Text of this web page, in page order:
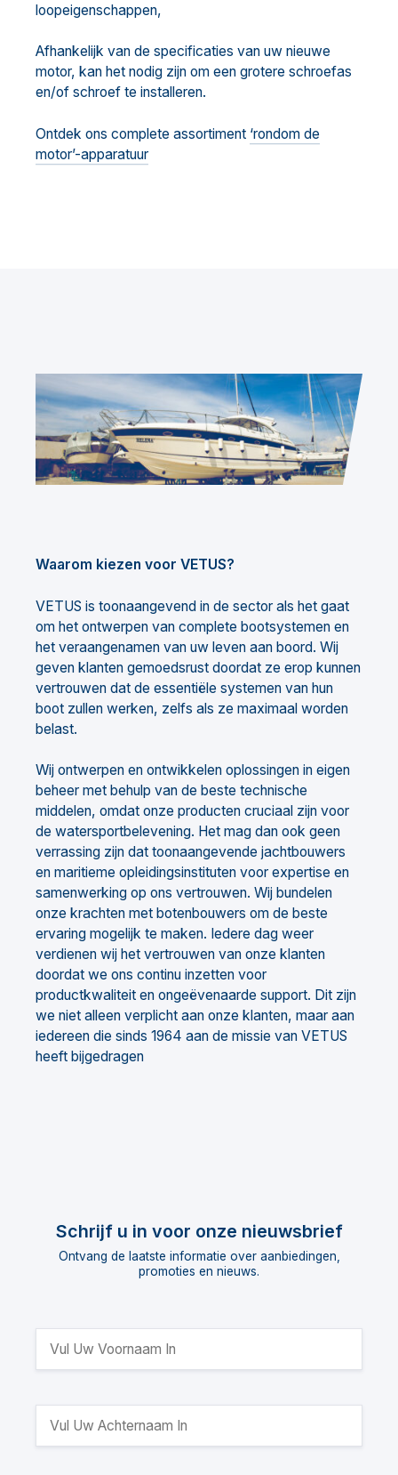
loopeigenschappen,
Afhankelijk van de specificaties van uw nieuwe
motor, kan het nodig zijn om een grotere schroefas
en/of schroef te installeren.
Ontdek ons complete assortiment ‘rondom de
motor’-apparatuur
Waarom kiezen voor VETUS?
VETUS is toonaangevend in de sector als het gaat
om het ontwerpen van complete bootsystemen en
het veraangenamen van uw leven aan boord. Wij
geven klanten gemoedsrust doordat ze erop kunnen
vertrouwen dat de essentiële systemen van hun
boot zullen werken, zelfs als ze maximaal worden
belast.
Wij ontwerpen en ontwikkelen oplossingen in eigen
beheer met behulp van de beste technische
middelen, omdat onze producten cruciaal zijn voor
de watersportbelevening. Het mag dan ook geen
verrassing zijn dat toonaangevende jachtbouwers
en maritieme opleidingsinstituten voor expertise en
samenwerking op ons vertrouwen. Wij bundelen
onze krachten met botenbouwers om de beste
ervaring mogelijk te maken. Iedere dag weer
verdienen wij het vertrouwen van onze klanten
doordat we ons continu inzetten voor
productkwaliteit en ongeëvenaarde support. Dit zijn
we niet alleen verplicht aan onze klanten, maar aan
iedereen die sinds 1964 aan de missie van VETUS
heeft bijgedragen
Schrijf u in voor onze nieuwsbrief
Ontvang de laatste informatie over aanbiedingen,
promoties en nieuws.